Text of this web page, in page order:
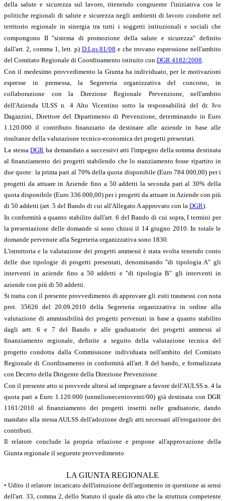
della salute e sicurezza sul lavoro, ritenendo congruente l'iniziativa con le
politiche regionali di salute e sicurezza negli ambienti di lavoro condotte nel
territorio regionale in sinergia tra tutti i soggetti istituzionali e sociali che
compongono II "sistema di promozione della salute e sicurezza" definito
dall'art. 2, comma 1, lett. p) D.Lgs 81/08 e che trovano espressione nell'ambito
del Comitato Regionale di Coordinamento istituito con DGR 4182/2008.
Con il medesimo provvedimento la Giunta ha individuato, per le motivazioni
espresse in premessa, la Segreteria organizzativa del concorso, in
collaborazione con la Direzione Regionale Prevenzione, nell'ambito
dell'Azienda ULSS n. 4 Alto Vicentino sotto la responsabilità del dr. Ivo
Dagazzini, Direttore del Dipartimento di Prevenzione, determinando in Euro
1.120.000 il contributo finanziario da destinare alle aziende in base alle
risultanze della valutazione tecnico-economica dei progetti presentati.
La stessaDGR ha demandato a successivi atti l'impegno della somma destinata
al finanziamento dei progetti stabilendo che lo stanziamento fosse ripartito in
due quote: la prima pari al 70% della quota disponibile (Euro 784.000,00) per i
progetti da attuare in Aziende fino a 50 addetti la seconda pari al 30% della
quota disponibile (Euro 336.000,00) per i progetti da attuare in Aziende con più
di 50 addetti (art. 5 del Bando di cui all'Allegato A approvato con la DGR).
In conformità a quanto stabilito dall'art. 6 del Bando di cui sopra, I termini per
la presentazione delle domande si sono chiusi il 14 giugno 2010. In totale le
domande pervenute alla Segreteria organizzativa sono 1830.
L'istruttoria e la valutazione dei progetti ammessi è stata svolta tenendo conto
delle due tipologie di progetti presentati, denominando "di tipologia A" gli
interventi in aziende fino a 50 addetti e "di tipologia B" gli interventi in
aziende con più di 50 addetti.
Si tratta con il presente provvedimento di approvare gli esiti trasmessi con nota
prot. 35626 del 20.09.2010 della Segreteria organizzativa in ordine alla
valutazione di ammissibilità dei progetti pervenuti in base a quanto stabilito
dagli artt. 6 e 7 del Bando e alle graduatorie dei progetti ammessi al
finanziamento regionale, definite a seguito della valutazione tecnica del
progetto condotta dalla Commissione individuata nell'ambito del Comitato
Regionale di Coordinamento in conformità all'art. 8 del bando, e formalizzata
con Decreto della Dirigente della Direzione Prevenzione.
Con il presente atto si provvede altresì ad impegnare a favore dell'AULSS n. 4 la
quota pari a Euro 1.120.000 (unmilionecentoventi/00) già destinata con DGR
1161/2010 al finanziamento dei progetti inseriti nelle graduatorie, dando
mandato alla stessa AULSS dell'adozione degli atti necessari all'erogazione dei
contributi.
Il relatore conclude la propria relazione e propone all'approvazione della
Giunta regionale il seguente provvedimento
LA GIUNTA REGIONALE
• Udito il relatore incaricato dell'istruzione dell'argomento in questione ai sensi
dell'art. 33, comma 2, dello Statuto il quale dà atto che la struttura competente